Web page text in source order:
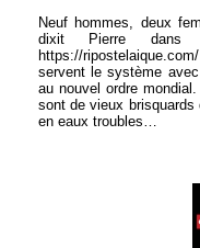
Neuf hommes, deux
dixit Pierre
https://
servent le système
au nouvel ordre
sont de vieux brisquards
en eaux troubles…